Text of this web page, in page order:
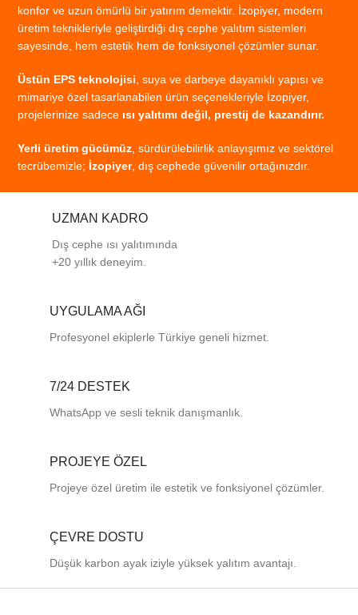
konfor ve uzun ömürlü bir yatırım demektir. İzopiyer, modern
üretim teknikleriyle geliştirdiği dış cephe yalıtım sistemleri
sayesinde, hem estetik hem de fonksiyonel çözümler sunar.
Üstün EPS teknolojisi suya ve darbeye dayanıklı yapısı ve
mimariye özel tasarlanabilen ürün seçenekleriyle İzopiyer,
projelerinize sadece ısı yalıtımı değil, prestij de kazandırır.
Yerli üretim gücümüz sürdürülebilirlik anlayışımız ve sektörel
tecrübemizle; İzopiyer, dış cephede güvenilir ortağınızdır.
UZMAN KADRO
Dış cephe ısı yalıtımında
+20 yıllık deneyim.
UYGULAMA AĞI
Profesyonel ekiplerle Türkiye geneli hizmet.
7/24 DESTEK
WhatsApp ve sesli teknik danışmanlık.
PROJEYE ÖZEL
Projeye özel üretim ile estetik ve fonksiyonel çözümler.
ÇEVRE DOSTU
Düşük karbon ayak iziyle yüksek yalıtım avantajı.